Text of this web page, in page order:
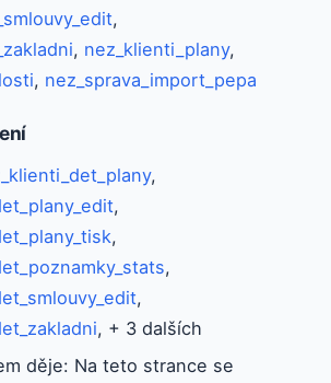
,
, nez_klienti_plany,
, nez_sprava_import_pepa
,
,
,
,
,
, + 3 dalších
děje: Na teto strance se